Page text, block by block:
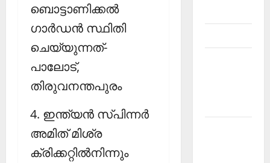
ബൊട്ടാണിക്കല്‍
ഗാര്‍ഡന്‍ സ്ഥിതി
ചെയ്യുന്നത്-
പാലോട്,
തിരുവനന്തപുരം
4. ഇന്ത്യന്‍ സ്പിന്നര്‍
അമിത് മിശ്ര
ക്രിക്കറ്റില്‍നിന്നും